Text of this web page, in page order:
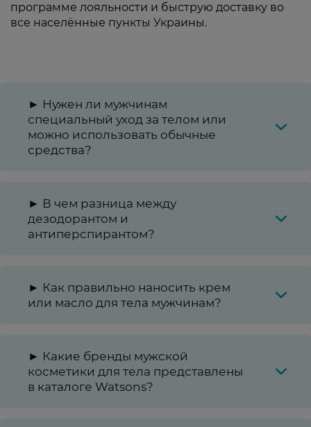
программе лояльности и быструю доставку во
все населённые пункты Украины.
► Нужен ли мужчинам
специальный уход за телом или
можно использовать обычные
средства?
► В чем разница между
дезодорантом и
антиперспирантом?
► Как правильно наносить крем
или масло для тела мужчинам?
► Какие бренды мужской
косметики для тела представлены
в каталоге Watsons?